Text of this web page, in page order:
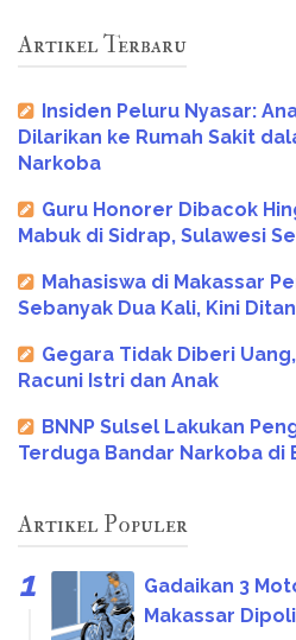
Artikel Terbaru
Insiden Peluru Nyasar:
Dilarikan ke Rumah Sakit
Narkoba
Guru Honorer Dibacok
Mabuk di Sidrap, Sulawesi
Mahasiswa di Makassar
Sebanyak Dua Kali, Kini
Gegara Tidak Diberi
Racuni Istri dan Anak
BNNP Sulsel Lakukan
Terduga Bandar Narkoba di
Artikel Populer
Gadaikan 3
Makassar